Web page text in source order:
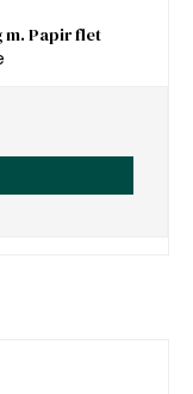
m. Papir flet